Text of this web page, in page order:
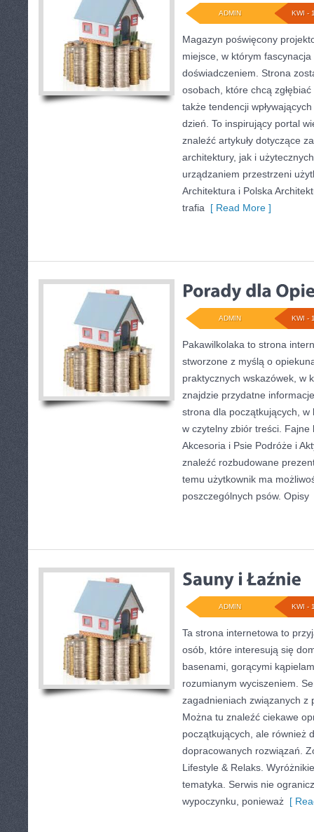
KWI -
ADMIN
Magazyn poświęcony
miejsce, w którym
doświadczeniem. Strona
osobach, które chcą
także tendencji
dzień. To inspirujący portal
znaleźć artykuły dotyczące
architektury, jak i
urządzaniem przestrzeni
Architektura i Polska
trafia [ Read More ]
KWI -
ADMIN
Pakawilkolaka to strona
stworzone z myślą o
praktycznych wskazówek, w
znajdzie przydatne
strona dla początkujących, w
w czytelny zbiór treści.
Akcesoria i Psie Podróże i
znaleźć rozbudowane
temu użytkownik ma
poszczególnych psów. Opisy
KWI -
ADMIN
Ta strona internetowa to
osób, które interesują się
basenami, gorącymi
rozumianym wyciszeniem.
zagadnieniach związanych z
Można tu znaleźć ciekawe
początkujących, ale również
dopracowanych rozwiązań.
Lifestyle & Relaks.
tematyka. Serwis nie
wypoczynku, ponieważ [